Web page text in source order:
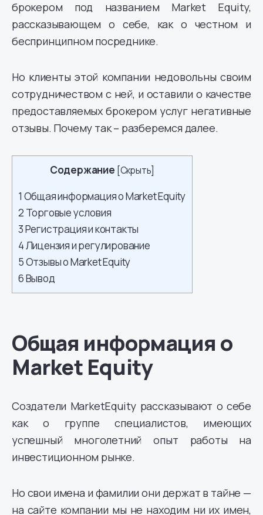
брокером под названием Market Equity,
рассказывающем о себе, как о честном и
беспринципном посреднике.
Но клиенты этой компании недовольны своим
сотрудничеством с ней, и оставили о качестве
предоставляемых брокером услуг негативные
отзывы. Почему так – разберемся далее.
Содержание [Скрыть]
1 Общая информация о Market Equity
2 Торговые условия
3Регистрация и контакты
4Лицензия и регулирование
5Отзывы о Market Equity
6Вывод
Общая информация о
Market Equity
Создатели MarketEquity рассказывают о себе
как о группе специалистов, имеющих
успешный многолетний опыт работы на
инвестиционном рынке.
Но свои имена и фамилии они держат в тайне —
на сайте компании мы не находим ни их имен,